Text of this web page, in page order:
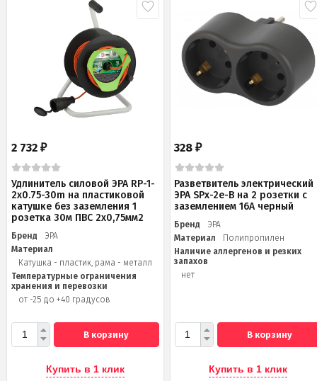
2 732 ₽
Удлинитель силовой ЭРА RP-1-
2x0.75-30m на пластиковой
катушке без заземления 1
розетка 30м ПВС 2х0,75мм2
Бренд
ЭРА
Материал
Катушка - пластик, рама - металл
Температурные ограничения
хранения и перевозки
от -25 до +40 градусов
В корзину
Купить в 1 клик
328₽
Разветвитель электрический
ЭРА SPx-2e-B на 2 розетки с
заземлением 16А черный
Бренд
ЭРА
Материал
Полипропилен
Наличие аллергенов и резких
запахов
нет
В корзину
Купить в 1 клик